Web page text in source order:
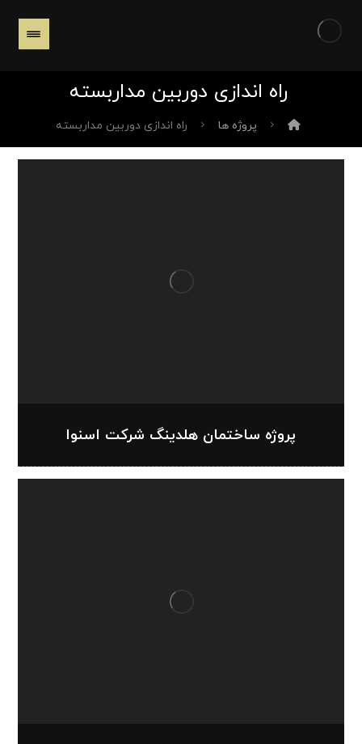
راه اندازی دوربین مداربسته
پروژه ها راه اندازی دوربین مداربسته
پروژه ساختمان هلدینگ شرکت اسنوا